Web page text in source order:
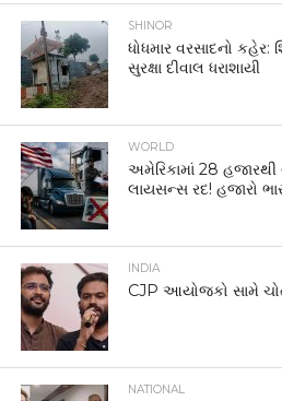
SHINOR
ધોધમાર વરસાદનો કહેર:
સુરક્ષા દીવાલ ધરાશાયી
WORLD
અમેરિકામાં 28 હજારથી
લાયસન્સ રદ! હજારો
INDIA
CJP આયોજકો સામે
NATIONAL